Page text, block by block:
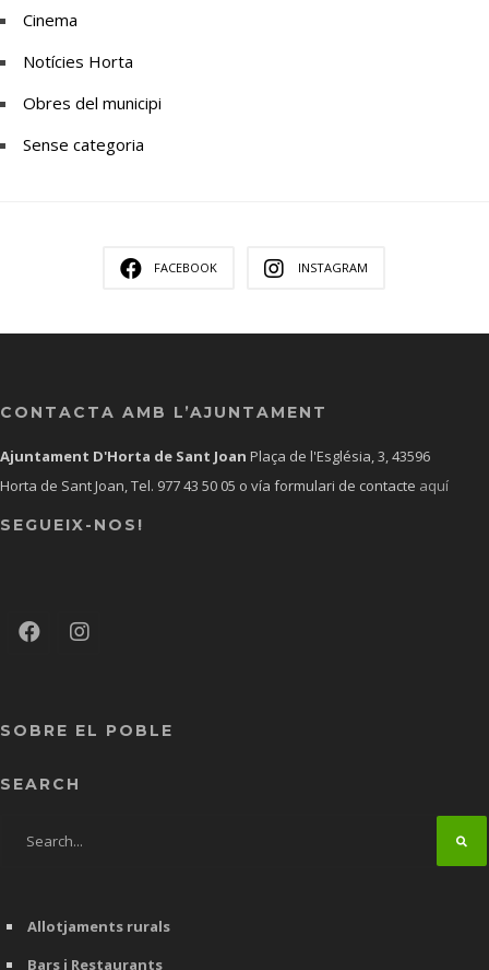
Cinema
Notícies Horta
Obres del municipi
Sense categoria
FACEBOOK INSTAGRAM
CONTACTA AMB L’AJUNTAMENT
Ajuntament D'Horta de Sant Joan Plaça de l'Església, 3, 43596
Horta de Sant Joan, Tel. 977 43 50 05 o vía formulari de contacte aquí
SEGUEIX-NOS!
SOBRE EL POBLE
SEARCH
Allotjaments rurals
Bars i Restaurants